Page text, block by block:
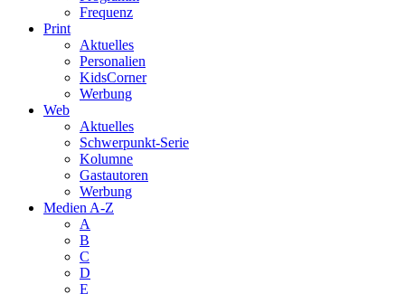
Frequenz
Print
Aktuelles
Personalien
KidsCorner
Werbung
Web
Aktuelles
Schwerpunkt-Serie
Kolumne
Gastautoren
Werbung
Medien A-Z
A
B
C
D
E